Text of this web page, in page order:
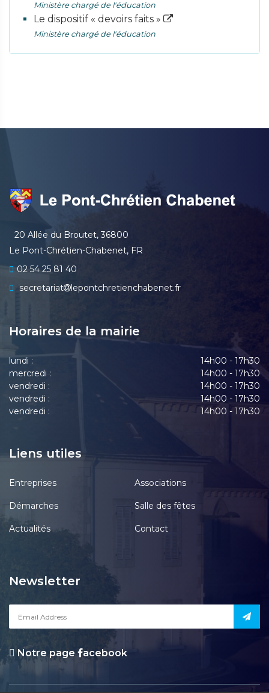
Ministère chargé de l'éducation
Le dispositif « devoirs faits »
Ministère chargé de l'éducation
20 Allée du Broutet, 36800
Le Pont-Chrétien-Chabenet, FR
02 54 25 81 40
secretariat
lepontchretienchabenet.fr
Horaires de la mairie
lundi :
14h00 - 17h30
mercredi :
14h00 - 17h30
vendredi :
14h00 - 17h30
vendredi :
14h00 - 17h30
vendredi :
14h00 - 17h30
Liens utiles
Entreprises Associations
Démarches Salle des fêtes
Actualités Contact
Newsletter
Notre page acebook